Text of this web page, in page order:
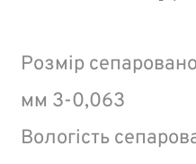
Розмір
мм 3-0,063
Вологість